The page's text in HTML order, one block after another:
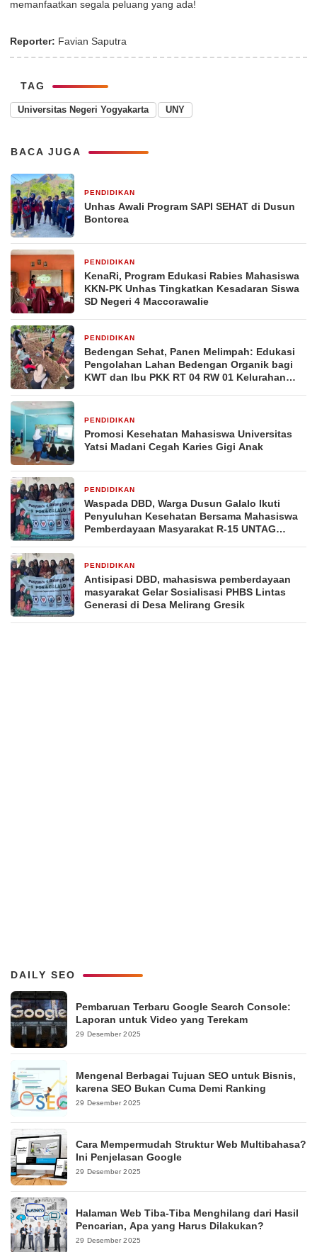
memanfaatkan segala peluang yang ada!
Reporter: Favian Saputra
TAG
Universitas Negeri Yogyakarta UNY
BACA JUGA
PENDIDIKAN
Unhas Awali Program SAPI SEHAT di Dusun
Bontorea
PENDIDIKAN
KenaRi, Program Edukasi Rabies Mahasiswa
KKN-PK Unhas Tingkatkan Kesadaran Siswa
SD Negeri 4 Maccorawalie
PENDIDIKAN
Bedengan Sehat, Panen Melimpah: Edukasi
Pengolahan Lahan Bedengan Organik bagi
KWT dan Ibu PKK RT 04 RW 01 Kelurahan
PENDIDIKAN
Promosi Kesehatan Mahasiswa Universitas
Yatsi Madani Cegah Karies Gigi Anak
PENDIDIKAN
Waspada DBD, Warga Dusun Galalo Ikuti
Penyuluhan Kesehatan Bersama Mahasiswa
Pemberdayaan Masyarakat R-15 UNTAG
PENDIDIKAN
Antisipasi DBD, mahasiswa pemberdayaan
masyarakat Gelar Sosialisasi PHBS Lintas
Generasi di Desa Melirang Gresik
DAILY SEO
Pembaruan Terbaru Google Search Console:
Laporan untuk Video yang Terekam
29 Desember 2025
Mengenal Berbagai Tujuan SEO untuk Bisnis,
karena SEO Bukan Cuma Demi Ranking
29 Desember 2025
Cara Mempermudah Struktur Web Multibahasa?
Ini Penjelasan Google
29 Desember 2025
Halaman Web Tiba-Tiba Menghilang dari Hasil
Pencarian, Apa yang Harus Dilakukan?
29 Desember 2025